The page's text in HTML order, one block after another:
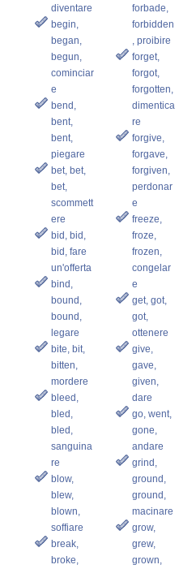
diventare
begin,
began,
begun,
cominciar
e
bend,
bent,
bent,
piegare
bet, bet,
bet,
scommett
ere
bid, bid,
bid, fare
un'offerta
bind,
bound,
bound,
legare
bite, bit,
bitten,
mordere
bleed,
bled,
bled,
sanguina
re
blow,
blew,
blown,
soffiare
break,
broke,
forbade,
forbidden
, proibire
forget,
forgot,
forgotten,
dimentica
re
forgive,
forgave,
forgiven,
perdonar
e
freeze,
froze,
frozen,
congelar
e
get, got,
got,
ottenere
give,
gave,
given,
dare
go, went,
gone,
andare
grind,
ground,
ground,
macinare
grow,
grew,
grown,